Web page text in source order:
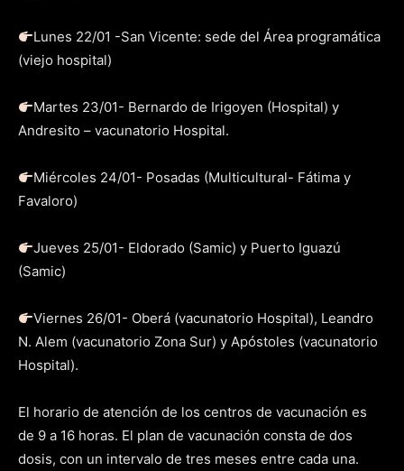
Lunes 22/01 -San Vicente: sede del Área programática
(viejo hospital)
Martes 23/01- Bernardo de Irigoyen (Hospital) y
Andresito – vacunatorio Hospital.
Miércoles 24/01- Posadas (Multicultural- Fátima y
Favaloro)
Jueves 25/01- Eldorado (Samic) y Puerto Iguazú
(Samic)
Viernes 26/01- Oberá (vacunatorio Hospital), Leandro
N. Alem (vacunatorio Zona Sur) y Apóstoles (vacunatorio
Hospital).
El horario de atención de los centros de vacunación es
de 9 a 16 horas. El plan de vacunación consta de dos
dosis, con un intervalo de tres meses entre cada una.